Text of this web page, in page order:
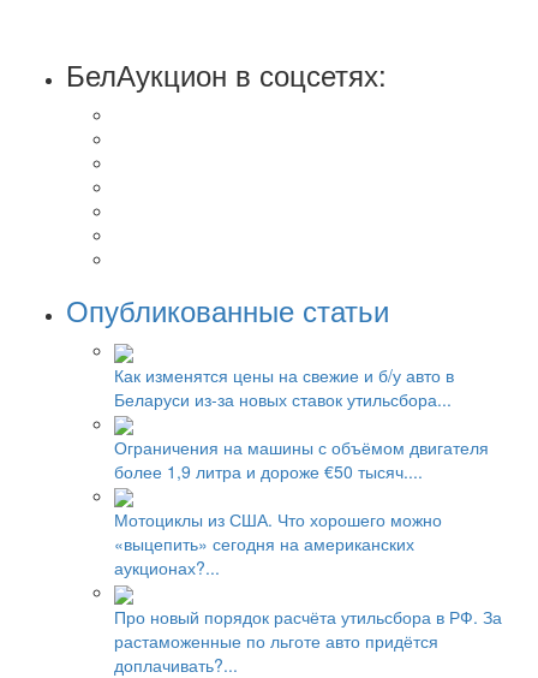
БелАукцион в соцсетях:
Опубликованные статьи
Как изменятся цены на свежие и б/у авто в
Беларуси из-за новых ставок утильсбора...
Ограничения на машины с объёмом двигателя
более 1,9 литра и дороже €50 тысяч....
Мотоциклы из США. Что хорошего можно
«выцепить» сегодня на американских
аукционах?...
Про новый порядок расчёта утильсбора в РФ. За
растаможенные по льготе авто придётся
доплачивать?...